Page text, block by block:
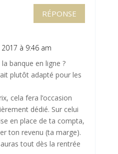
RÉPONSE
à 9:46 am
banque en ligne ?
plutôt adapté pour les
cela fera l’occasion
dédié. Sur celui
en place de ta compta,
ton revenu (ta marge).
tout dès la rentrée